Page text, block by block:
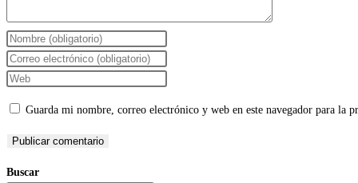
Introduce
tu
nombre
de
para
Introduce
tu
correo
para
Introduce
de
web
Guarda mi nombre, correo electrónico y web en este navegador para la
Buscar